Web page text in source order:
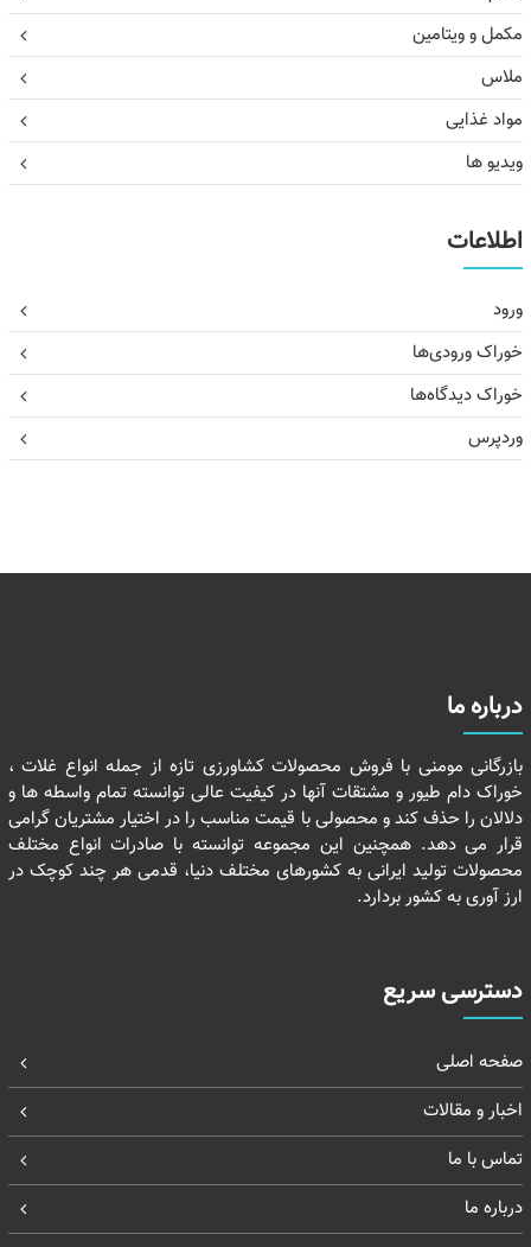
مکمل و ویتامین
ملاس
مواد غذایی
ویدیو ها
اطلاعات
ورود
خوراک ورودی‌ها
خوراک دیدگاه‌ها
وردپرس
درباره ما
بازرگانی مومنی با فروش محصولات کشاورزی تازه از جمله انواع غلات ،
خوراک دام طیور و مشتقات آنها در کیفیت عالی توانسته تمام واسطه ها و
دلالان را حذف کند و محصولی با قیمت مناسب را در اختیار مشتریان گرامی
قرار می دهد. همچنین این مجموعه توانسته با صادرات انواع مختلف
محصولات تولید ایرانی به کشورهای مختلف دنیا، قدمی هر چند کوچک در
ارز آوری به کشور بردارد.
دسترسی سریع
صفحه اصلی
اخبار و مقالات
تماس با ما
درباره ما